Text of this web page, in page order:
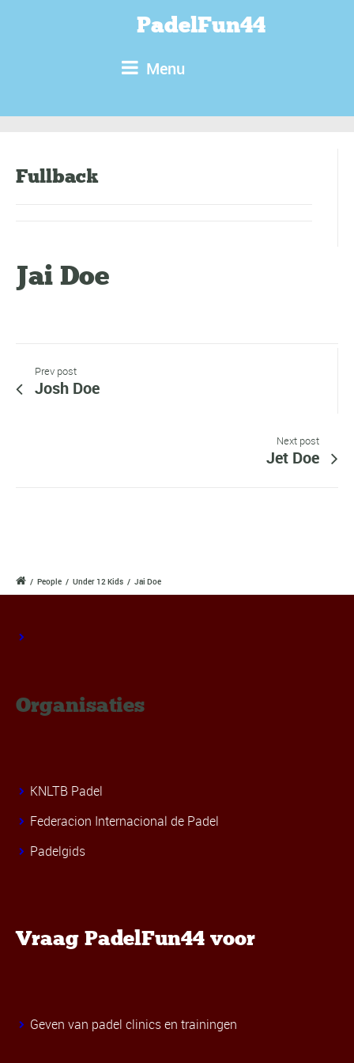
PadelFun44
Menu
Fullback
Jai Doe
Prev post
Josh Doe
Next post
Jet Doe
/ People / Under 12 Kids / Jai Doe
Organisaties
KNLTB Padel
Federacion Internacional de Padel
Padelgids
Vraag PadelFun44 voor
Geven van padel clinics en trainingen